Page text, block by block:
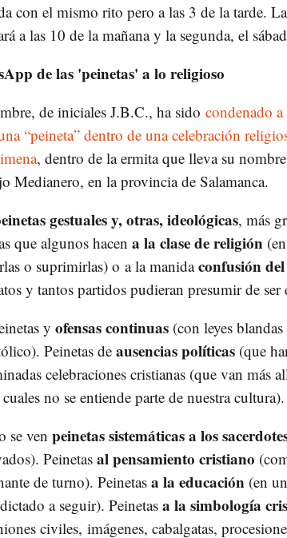
con el mismo rito pero a las 3 de la tarde.
a las 10 de la mañana y la segunda, el
de las 'peinetas' a lo religioso
de iniciales J.B.C., ha sido condenado
“peineta” dentro de una celebración
, dentro de la ermita que lleva su
Medianero, en la provincia de Salamanca.
gestuales y, otras, ideológicas, más
que algunos hacen a la clase de religión
o suprimirlas) o a la manidaconfusión
y tantos partidos pudieran presumir de ser
y ofensas continuas(con leyes
Peinetas deausencias políticas(que
celebraciones cristianas (que van más
no se entiende parte de nuestra cultura).
se ven peinetas sistemáticas a los
Peinetas al pensamiento cristiano
de turno). Peinetasa la educación (en
a seguir). Peinetasa la simbología
civiles, imágenes, cabalgatas,